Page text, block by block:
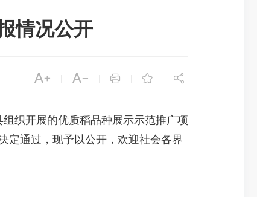
情况公开
    
织开展的优质稻品种展示示范推广项
定通过，现予以公开，欢迎社会各界